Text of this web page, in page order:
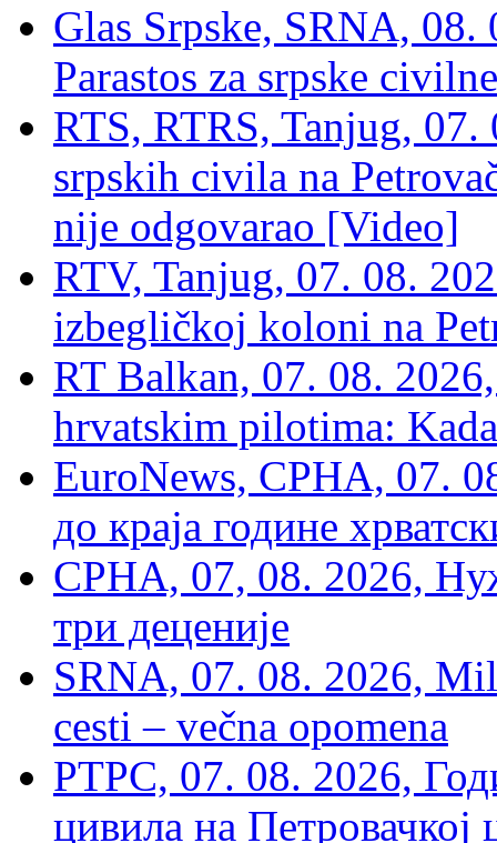
Glas Srpske, SRNA,
Parastos za srpske
RTS, RTRS, Tanjug,
srpskih civila na
nije odgovarao [Video]
RTV, Tanjug, 07. 08.
izbegličkoj koloni na
RT Balkan, 07. 08.
hrvatskim pilotima:
EuroNews, СРНА, 07.
до краја године
СРНА, 07, 08. 2026,
три деценије
SRNA, 07. 08. 2026,
cesti – večna opomena
РТРС, 07. 08. 2026,
цивила на Петровачкој